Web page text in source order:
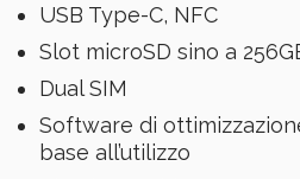
USB Type-C, NFC
Slot microSD sino a
Dual SIM
Software di
base all’utilizzo